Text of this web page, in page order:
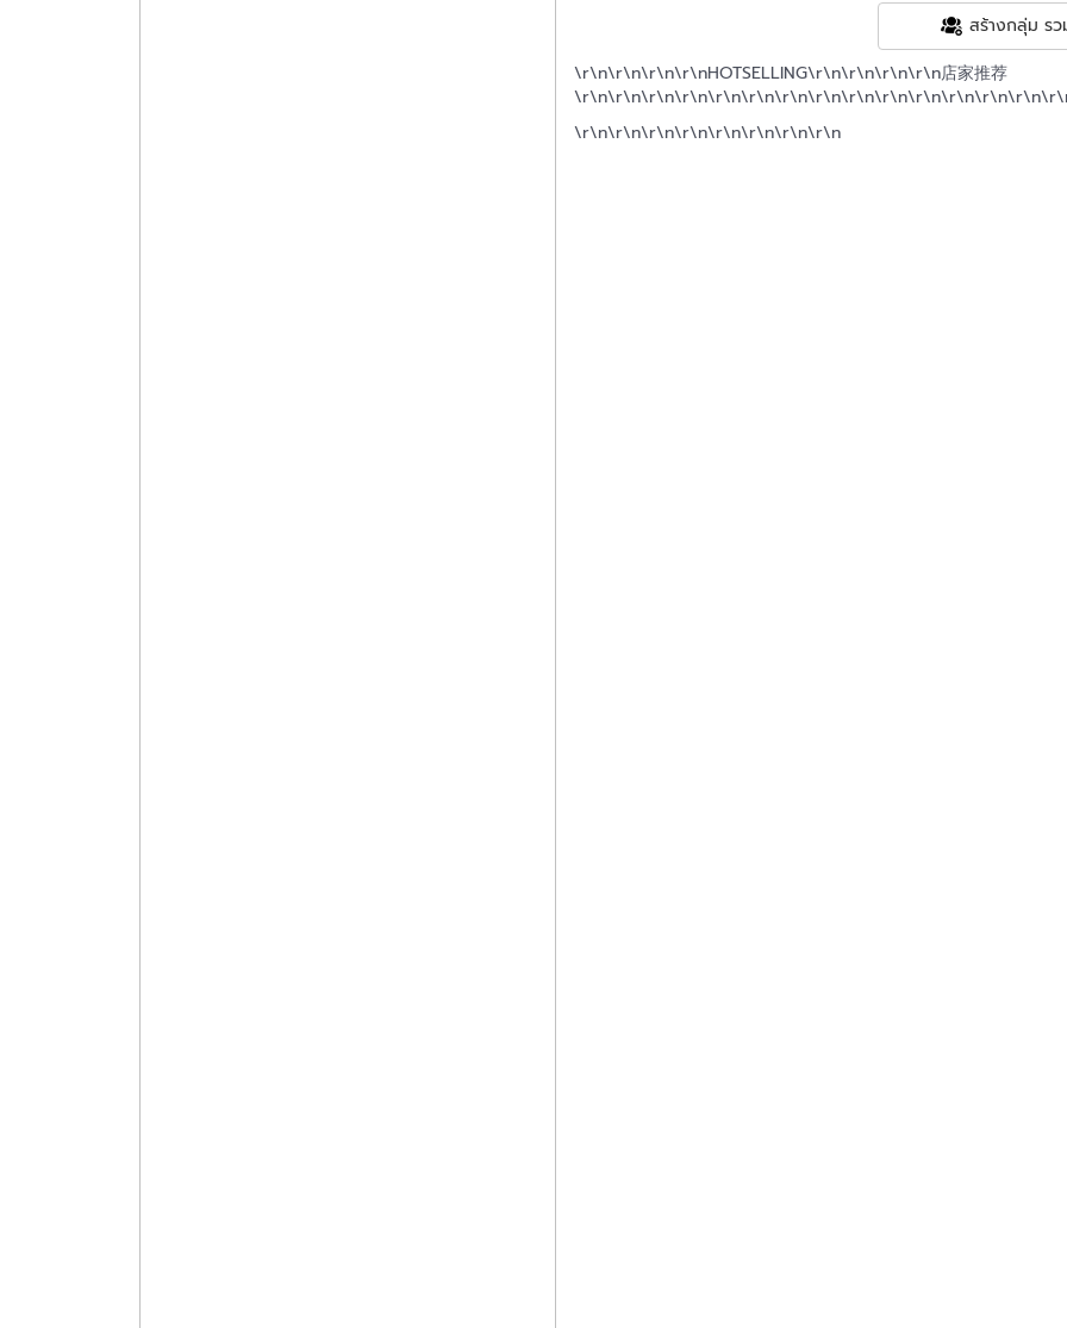
สร้างกลุ่ม ร
\r\n\r\n\r\n\r\nHOTSELLING\r\n\r\n\r\n\r\n店家推荐
\r\n\r\n\r\n\r\n\r\n\r\n\r\n\r\n\r\n\r\n\r\n\r\n\r\n\r\n
\r\n\r\n\r\n\r\n\r\n\r\n\r\n\r\n